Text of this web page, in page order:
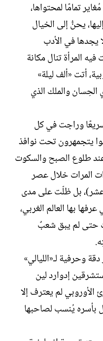
تمامًا لمحتواها،
يحنُّ إلى الخيال
يجدها في الأدب
المرأة تنال مكانة
أتت «ألف ليلة»
والملك الذي
وراجت في كل
يتجمهرون تحت نوافذ
طلوع الصبح والسكوت
المرات خلال عصر
عشر)، بل ظلّت على مدى
بها العالم الغربي،
حتى لم يبق شعبٌ
وحرفية لـ«الليالي»
إدوارد لين
الأوروبي لم يعترف إلا
بأسره يُنسب لصاحبها